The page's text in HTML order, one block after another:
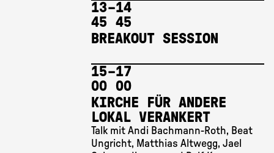
13
45
–14
45
BREAKOUT SESSION
15
00
–17
00
KIRCHE FÜR ANDERE
LOKAL VERANKERT
Talk mit Andi Bachmann-Roth, Beat
Ungricht, Matthias Altwegg, Jael